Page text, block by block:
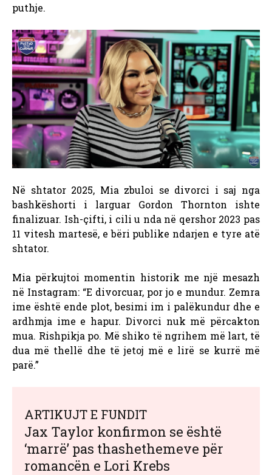
puthje.
Në shtator 2025, Mia zbuloi se divorci i saj nga
bashkëshorti i larguar Gordon Thornton ishte
finalizuar. Ish-çifti, i cili u nda në qershor 2023 pas
11 vitesh martesë, e bëri publike ndarjen e tyre atë
shtator.
Mia përkujtoi momentin historik me një mesazh
në Instagram: “E divorcuar, por jo e mundur. Zemra
ime është ende plot, besimi im i palëkundur dhe e
ardhmja ime e hapur. Divorci nuk më përcakton
mua. Rishpikja po. Më shiko të ngrihem më lart, të
dua më thellë dhe të jetoj më e lirë se kurrë më
parë.”
ARTIKUJT E FUNDIT
Jax Taylor konfirmon se është
‘marrë’ pas thashethemeve për
romancën e Lori Krebs